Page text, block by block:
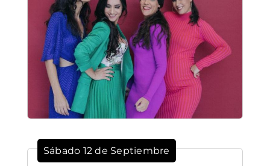
Sábado 12 de Septiembre